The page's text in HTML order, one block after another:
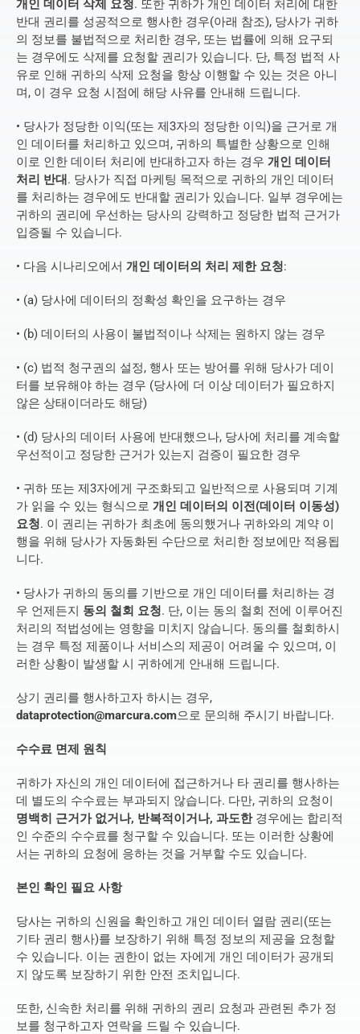
개인 데이터 삭제 요청. 또한 귀하가 개인 데이터 처리에 대한
반대 권리를 성공적으로 행사한 경우(아래 참조), 당사가 귀하
의 정보를 불법적으로 처리한 경우, 또는 법률에 의해 요구되
는 경우에도 삭제를 요청할 권리가 있습니다. 단, 특정 법적 사
유로 인해 귀하의 삭제 요청을 항상 이행할 수 있는 것은 아니
며, 이 경우 요청 시점에 해당 사유를 안내해 드립니다.
• 당사가 정당한 이익(또는 제3자의 정당한 이익)을 근거로 개
인 데이터를 처리하고 있으며, 귀하의 특별한 상황으로 인해
이로 인한 데이터 처리에 반대하고자 하는 경우 개인 데이터
처리 반대. 당사가 직접 마케팅 목적으로 귀하의 개인 데이터
를 처리하는 경우에도 반대할 권리가 있습니다. 일부 경우에는
귀하의 권리에 우선하는 당사의 강력하고 정당한 법적 근거가
입증될 수 있습니다.
• 다음 시나리오에서 개인 데이터의 처리 제한 요청:
• (a) 당사에 데이터의 정확성 확인을 요구하는 경우
• (b) 데이터의 사용이 불법적이나 삭제는 원하지 않는 경우
• (c) 법적 청구권의 설정, 행사 또는 방어를 위해 당사가 데이
터를 보유해야 하는 경우 (당사에 더 이상 데이터가 필요하지
않은 상태이더라도 해당)
• (d) 당사의 데이터 사용에 반대했으나, 당사에 처리를 계속할
우선적이고 정당한 근거가 있는지 검증이 필요한 경우
• 귀하 또는 제3자에게 구조화되고 일반적으로 사용되며 기계
가 읽을 수 있는 형식으로 개인 데이터의 이전(데이터 이동성)
요청. 이 권리는 귀하가 최초에 동의했거나 귀하와의 계약 이
행을 위해 당사가 자동화된 수단으로 처리한 정보에만 적용됩
니다.
• 당사가 귀하의 동의를 기반으로 개인 데이터를 처리하는 경
우 언제든지 동의 철회 요청. 단, 이는 동의 철회 전에 이루어진
처리의 적법성에는 영향을 미치지 않습니다. 동의를 철회하시
는 경우 특정 제품이나 서비스의 제공이 어려울 수 있으며, 이
러한 상황이 발생할 시 귀하에게 안내해 드립니다.
dataprotection@marcura.com으로 문의해 주시기 바랍니다.
수수료 면제 원칙
귀하가 자신의 개인 데이터에 접근하거나 타 권리를 행사하는
명백히 근거가 없거나, 반복적이거나, 과도한 경우에는 합리적
인 수준의 수수료를 청구할 수 있습니다. 또는 이러한 상황에
서는 귀하의 요청에 응하는 것을 거부할 수도 있습니다.
본인 확인 필요 사항
당사는 귀하의 신원을 확인하고 개인 데이터 열람 권리(또는
기타 권리 행사)를 보장하기 위해 특정 정보의 제공을 요청할
수 있습니다. 이는 권한이 없는 자에게 개인 데이터가 공개되
지 않도록 보장하기 위한 안전 조치입니다.
또한, 신속한 처리를 위해 귀하의 권리 요청과 관련된 추가 정
보를 청구하고자 연락을 드릴 수 있습니다.